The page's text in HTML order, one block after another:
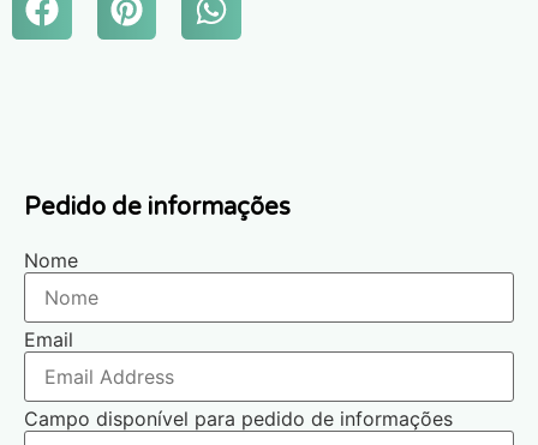
Pedido de informações
Nome
Email
Campo disponível para pedido de informações